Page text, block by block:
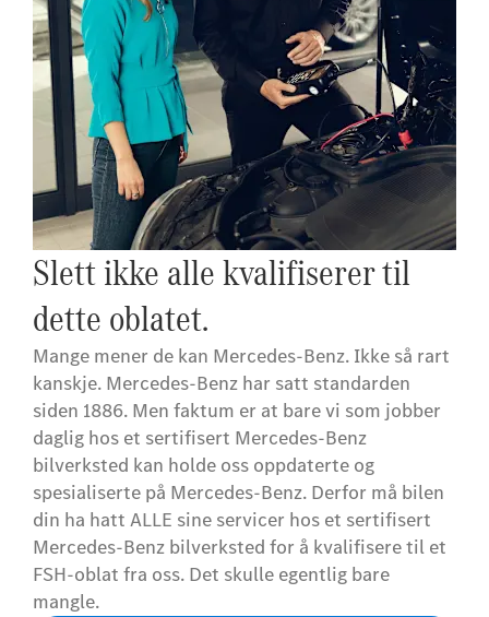
Slett ikke alle kvalifiserer til
dette oblatet.
Mange mener de kan Mercedes-Benz. Ikke så rart
kanskje. Mercedes-Benz har satt standarden
siden 1886. Men faktum er at bare vi som jobber
daglig hos et sertifisert Mercedes-Benz
bilverksted kan holde oss oppdaterte og
spesialiserte på Mercedes-Benz. Derfor må bilen
din ha hatt ALLE sine servicer hos et sertifisert
Mercedes-Benz bilverksted for å kvalifisere til et
FSH-oblat fra oss. Det skulle egentlig bare
mangle.